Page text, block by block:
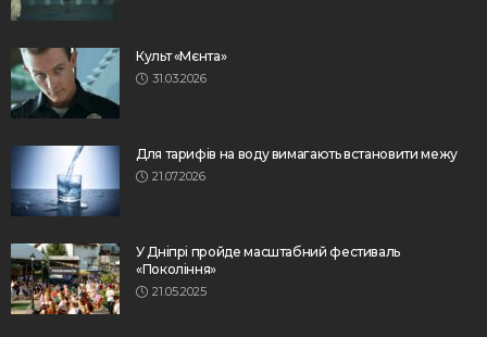
Культ «Мєнта»
31.03.2026
Для тарифів на воду вимагають встановити межу
21.07.2026
У Дніпрі пройде масштабний фестиваль
«Покоління»
21.05.2025